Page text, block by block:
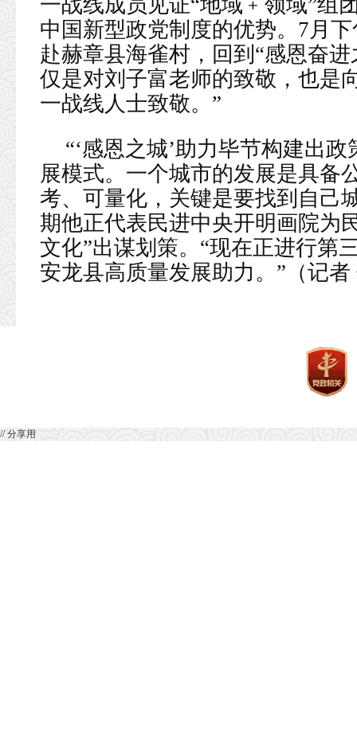
一战线成员见证“地域﹢领域”组
中国新型政党制度的优势。7月
赴赫章县海雀村，回到“感恩奋进
仅是对刘子富老师的致敬，也是
一战线人士致敬。”
“‘感恩之城’助力毕节构建出
展模式。一个城市的发展是具备
考、可量化，关键是要找到自己
期他正代表民进中央开明画院为
文化”出谋划策。“现在正进行第
安龙县高质量发展助力。”（记者
// 分享用